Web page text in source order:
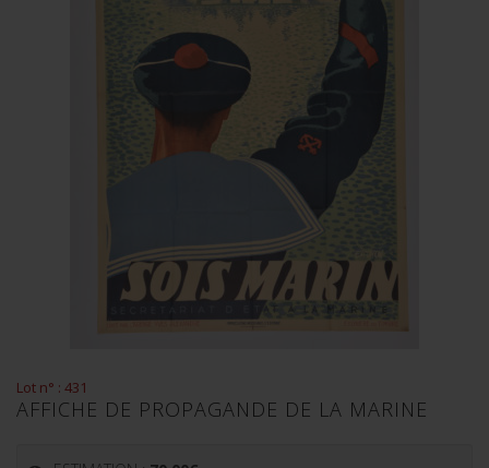
Lot n° : 431
AFFICHE DE PROPAGANDE DE LA MARINE